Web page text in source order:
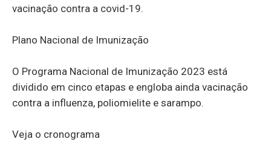
vacinação contra a covid-19.
Plano Nacional de Imunização
O Programa Nacional de Imunização 2023 está
dividido em cinco etapas e engloba ainda vacinação
contra a influenza, poliomielite e sarampo.
Veja o cronograma